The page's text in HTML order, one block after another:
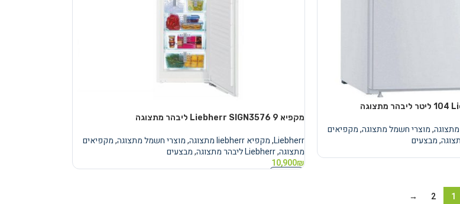
,מוצרי חשמל מתצוגה,מקפיאים
,מבצעים
מקפיא 9 Liebherr SIGN3576 ליבהר מתצוגה
Liebherr
,מקפיא liebherr מתצוגה ,מוצרי חשמל מתצוגה,מקפיאים
מתצוגה,Liebherr ליבהר מתצוגה ,מבצעים
10,900₪
מידע נוסף
1
2
→